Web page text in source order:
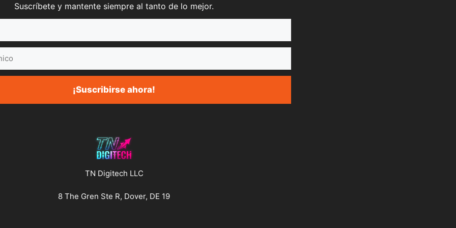
Suscríbete y mantente siempre al tanto de lo mejor.
¡Suscribirse ahora!
TN Digitech LLC
8 The Gren Ste R, Dover, DE 19